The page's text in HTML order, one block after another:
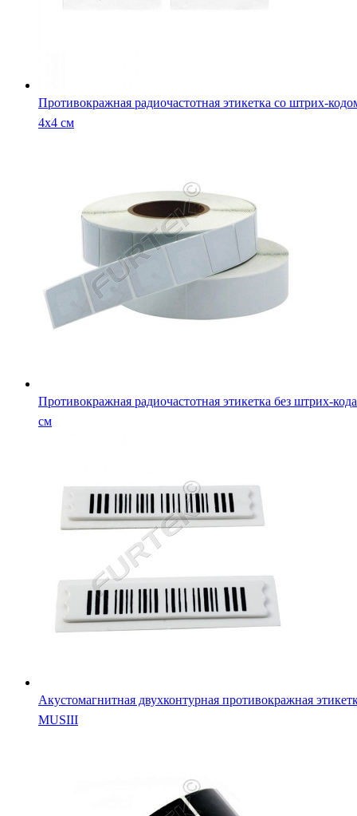
Противокражная радиочастотная этикетка со штрих-
4х4 см
Противокражная радиочастотная этикетка без штрих-
см
Акустомагнитная двухконтурная противокражная
MUSIII